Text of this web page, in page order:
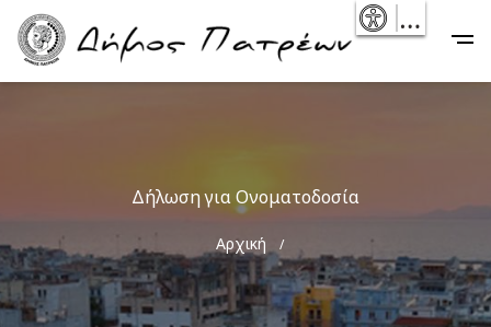
Skip
main
Main
navigation
Δήλωση για Ονοματοδοσία
Breadcrumb
Αρχική